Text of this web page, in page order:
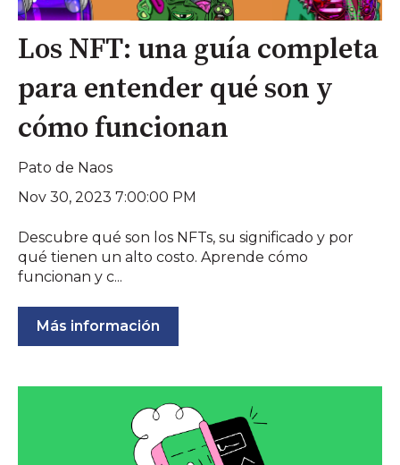
Los NFT: una guía completa
para entender qué son y
cómo funcionan
Pato de Naos
Nov 30, 2023 7:00:00 PM
Descubre qué son los NFTs, su significado y por
qué tienen un alto costo. Aprende cómo
funcionan y c...
Más información